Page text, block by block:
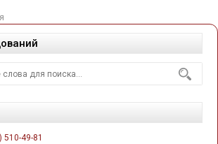
510-49-81